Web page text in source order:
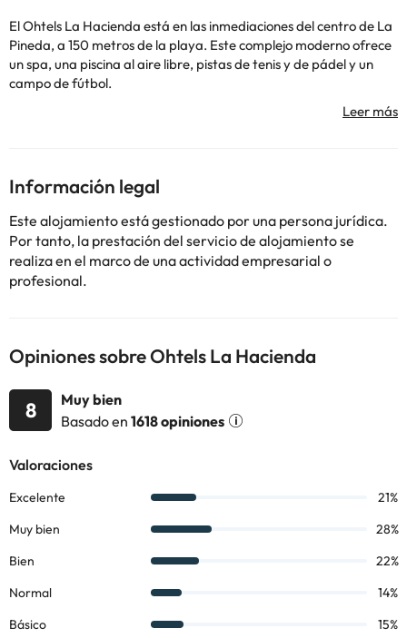
El Ohtels La Hacienda está en las inmediaciones del centro de La
Pineda, a 150 metros de la playa. Este complejo moderno ofrece
un spa, una piscina al aire libre, pistas de tenis y de pádel y un
campo de fútbol.
Se encuentra a menos de 3 km del parque acuático Aquopolis y
del parque temático Port Aventura. La ciudad de Tarragona,
El hotel alberga varios bares y restaurantes en los que podrás
tomarte algo fresquito ;)
El spa incluye sauna, baño turco y bañera de hidromasaje, y
conlleva un suplemento. Se pueden alquilar toallas en el spa. El
establecimiento también ofrece un gimnasio, una piscina
cubierta, servicio de masajes y otros tratamientos (de pago
directo).
Algunos de los servicios detallados pueden ser de pago. Puedes
información de esta ficha está sujeta a cambios por parte del
alojamiento. Si tienes dudas, contáctanos.
Información legal
Este alojamiento está gestionado por una persona jurídica.
Por tanto, la prestación del servicio de alojamiento se
realiza en el marco de una actividad empresarial o
profesional.
Opiniones sobre Ohtels La Hacienda
8
Muy bien
Basado en 1618 opiniones